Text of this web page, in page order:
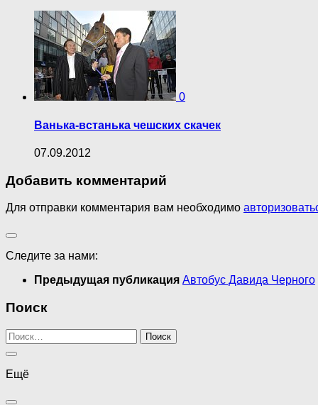
0
Ванька-встанька чешских скачек
07.09.2012
Добавить комментарий
Для отправки комментария вам необходимо
Следите за нами:
Предыдущая публикация Автобус Давида Черного
Поиск
Найти:
Ещё